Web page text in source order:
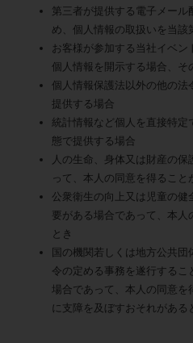
第三者が提供する電子メール
め、個人情報の取扱いを当該
お客様が参加する当社イベ
個人情報を開示する場合、そ
個人情報保護法以外の他の法
提供する場合
統計情報など個人を直接特定
態で提供する場合
人の生命、身体又は財産の
って、本人の同意を得ること
公衆衛生の向上又は児童の
要がある場合であって、本人
とき
国の機関若しくは地方公共
令の定める事務を遂行するこ
場合であって、本人の同意
に支障を及ぼすおそれがある